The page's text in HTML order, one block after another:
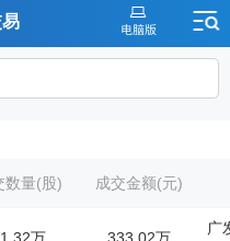
数量(股) 成交金额(元)
广